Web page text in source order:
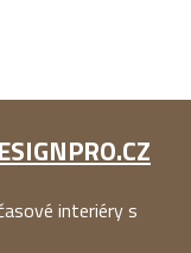
interiéry s